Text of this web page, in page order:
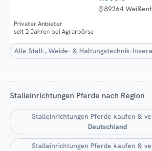
89264
Privater Anbieter
seit 2 Jahren bei Agrarbörse
Alle Stall-, Weide- & Haltungstechnik-
Stalleinrichtungen Pferde nach Region
Stalleinrichtungen Pferde kaufen &
Deutschland
Stalleinrichtungen Pferde kaufen &